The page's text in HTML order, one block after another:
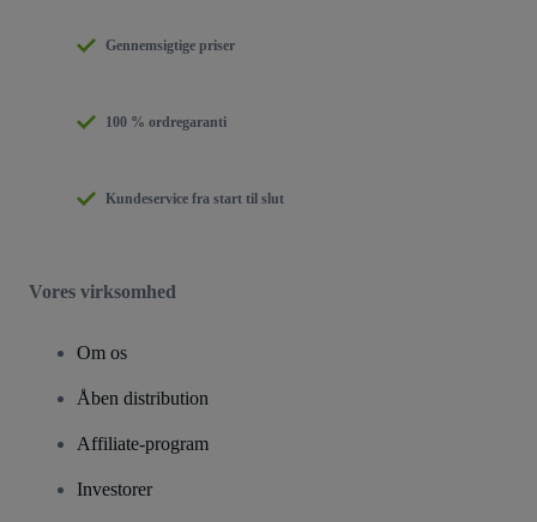
Gennemsigtige priser
100 % ordregaranti
Kundeservice fra start til slut
Vores virksomhed
Om os
Åben distribution
Affiliate-program
Investorer